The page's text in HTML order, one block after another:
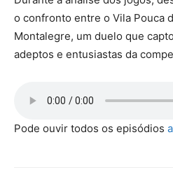
o confronto entre o Vila Pouca
Montalegre, um duelo que
adeptos e entusiastas da
Pode ouvir todos os episódios